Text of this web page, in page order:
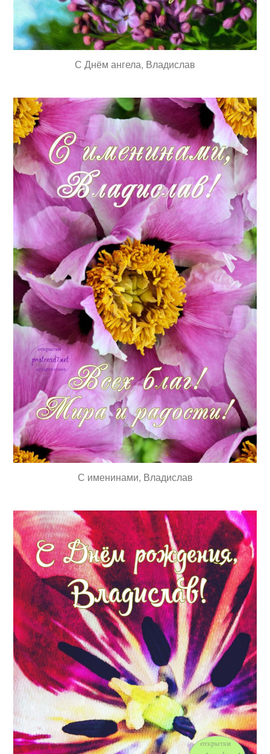
С Днём ангела, Владислав
С именинами, Владислав